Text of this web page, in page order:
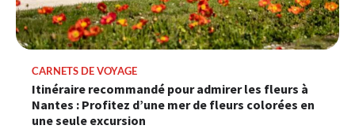
CARNETS DE VOYAGE
Itinéraire recommandé pour admirer les fleurs à
Nantes : Profitez d’une mer de fleurs colorées en
une seule excursion